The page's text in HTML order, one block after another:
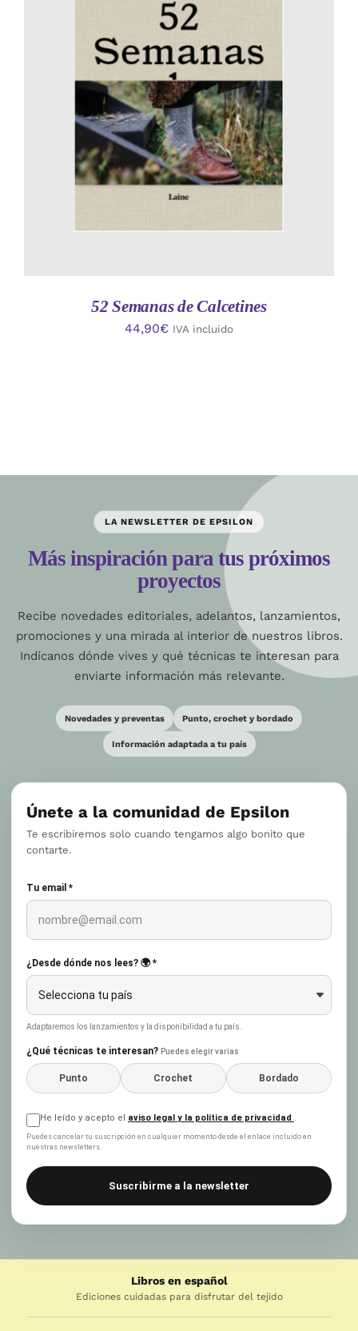
AÑADIR AL CARRITO
/
DETALLES
52 Semanas de Calcetines
44,90€ IVA incluido
LA NEWSLETTER DE EPSILON
Más inspiración para tus próximos
proyectos
Recibe novedades editoriales, adelantos, lanzamientos,
promociones y una mirada al interior de nuestros libros.
Indícanos dónde vives y qué técnicas te interesan para
enviarte información más relevante.
Novedades y preventas Punto, crochet y bordado
Información adaptada a tu país
Únete a la comunidad de Epsilon
Te escribiremos solo cuando tengamos algo bonito que
contarte.
Tu email *
¿Desde dónde nos lees? 🌍 *
Adaptaremos los lanzamientos y la disponibilidad a tu país.
¿Qué técnicas te interesan? Puedes elegir varias
Punto Crochet Bordado
He leído y acepto el aviso legal y la política de privacidad .
Puedes cancelar tu suscripción en cualquier momento desde el enlace incluido en
nuestras newsletters.
Suscribirme a la newsletter
Libros en español
Ediciones cuidadas para disfrutar del tejido